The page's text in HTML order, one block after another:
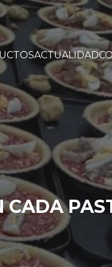
ACTUALIDAD